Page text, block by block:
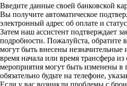
Введите данные своей банковской
Вы получите автоматическое
электронный адрес об оплате и
Затем наш ассистент подтверждает
подробности. Пожалуйста, обратите
могут быть внесены
время начала или время трансфера
мероприятия могут быть изменены
обязательно будьте на телефоне,